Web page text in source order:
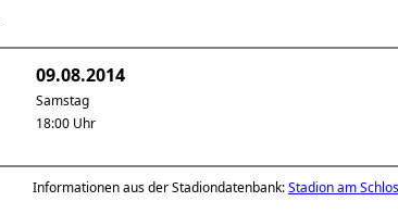
09.08.2014
Samstag
18:00 Uhr
Informationen aus der Stadiondatenbank:Stadion am